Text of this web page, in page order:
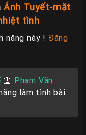
Ánh Tuyết-mặt
tình
năng này ! Đăng
🛐 Phạm Văn
làm tình bài